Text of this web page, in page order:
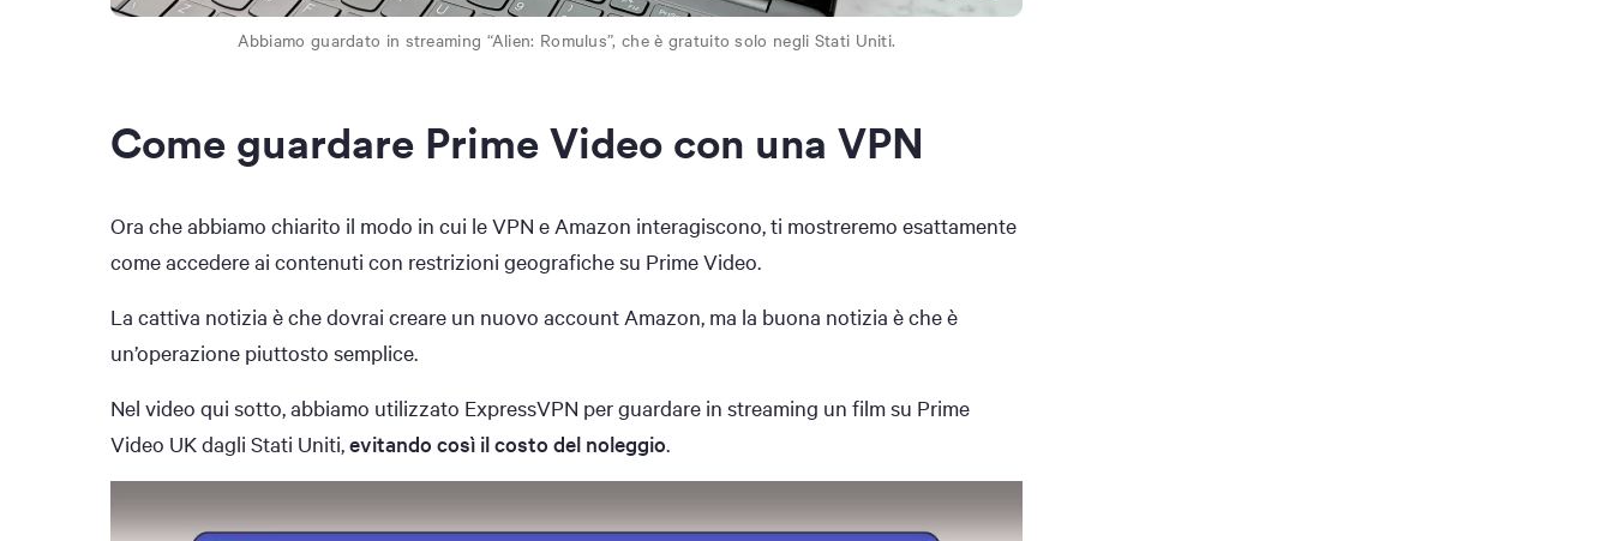
Abbiamo guardato in streaming “Alien: Romulus”, che è gratuito solo negli Stati Uniti.
Come guardare Prime Video con una VPN
Ora che abbiamo chiarito il modo in cui le VPN e Amazon interagiscono, ti mostreremo esattamente
come accedere ai contenuti con restrizioni geografiche su Prime Video.
La cattiva notizia è che dovrai creare un nuovo account Amazon, ma la buona notizia è che è
un’operazione piuttosto semplice.
Nel video qui sotto, abbiamo utilizzato ExpressVPN per guardare in streaming un film su Prime
Video UK dagli Stati Uniti,evitando così il costo del noleggio.